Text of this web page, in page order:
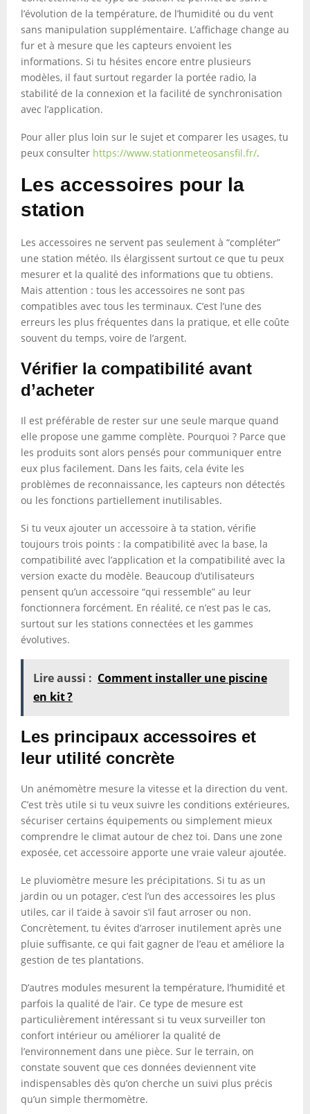
l’évolution de la température, de l’humidité ou du vent
sans manipulation supplémentaire. L’affichage change au
fur et à mesure que les capteurs envoient les
informations. Si tu hésites encore entre plusieurs
modèles, il faut surtout regarder la portée radio, la
stabilité de la connexion et la facilité de synchronisation
avec l’application.
Pour aller plus loin sur le sujet et comparer les usages, tu
peux consulter https://www.stationmeteosansfil.fr/.
Les accessoires pour la
station
Les accessoires ne servent pas seulement à “compléter”
une station météo. Ils élargissent surtout ce que tu peux
mesurer et la qualité des informations que tu obtiens.
Mais attention : tous les accessoires ne sont pas
compatibles avec tous les terminaux. C’est l’une des
erreurs les plus fréquentes dans la pratique, et elle coûte
souvent du temps, voire de l’argent.
Vérifier la compatibilité avant
d’acheter
Il est préférable de rester sur une seule marque quand
elle propose une gamme complète. Pourquoi ? Parce que
les produits sont alors pensés pour communiquer entre
eux plus facilement. Dans les faits, cela évite les
problèmes de reconnaissance, les capteurs non détectés
ou les fonctions partiellement inutilisables.
Si tu veux ajouter un accessoire à ta station, vérifie
toujours trois points : la compatibilité avec la base, la
compatibilité avec l’application et la compatibilité avec la
version exacte du modèle. Beaucoup d’utilisateurs
pensent qu’un accessoire “qui ressemble” au leur
fonctionnera forcément. En réalité, ce n’est pas le cas,
surtout sur les stations connectées et les gammes
évolutives.
Lire aussi : Comment installer une piscine
en kit ?
Les principaux accessoires et
leur utilité concrète
Un anémomètre mesure la vitesse et la direction du vent.
C’est très utile si tu veux suivre les conditions extérieures,
sécuriser certains équipements ou simplement mieux
comprendre le climat autour de chez toi. Dans une zone
exposée, cet accessoire apporte une vraie valeur ajoutée.
Le pluviomètre mesure les précipitations. Si tu as un
jardin ou un potager, c’est l’un des accessoires les plus
utiles, car il t’aide à savoir s’il faut arroser ou non.
Concrètement, tu évites d’arroser inutilement après une
pluie suffisante, ce qui fait gagner de l’eau et améliore la
gestion de tes plantations.
D’autres modules mesurent la température, l’humidité et
parfois la qualité de l’air. Ce type de mesure est
particulièrement intéressant si tu veux surveiller ton
confort intérieur ou améliorer la qualité de
l’environnement dans une pièce. Sur le terrain, on
constate souvent que ces données deviennent vite
indispensables dès qu’on cherche un suivi plus précis
qu’un simple thermomètre.